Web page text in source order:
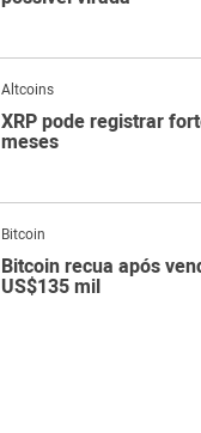
Altcoins
XRP pode registrar
meses
Bitcoin
Bitcoin recua após
US$135 mil